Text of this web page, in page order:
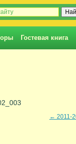
Гостевая книга
← 2011-